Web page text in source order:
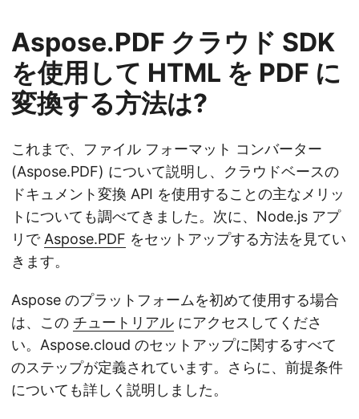
Aspose.PDF クラウド SDK
を使用して HTML を PDF に
変換する方法は?
これまで、ファイル フォーマット コンバーター
(Aspose.PDF) について説明し、クラウドベースの
ドキュメント変換 API を使用することの主なメリッ
トについても調べてきました。次に、Node.js アプ
リで Aspose.PDF をセットアップする方法を見てい
きます。
Aspose のプラットフォームを初めて使用する場合
は、この チュートリアル にアクセスしてくださ
い。Aspose.cloud のセットアップに関するすべて
のステップが定義されています。さらに、前提条件
についても詳しく説明しました。